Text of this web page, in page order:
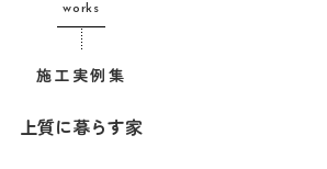
works
施工実例集
上質に暮らす家